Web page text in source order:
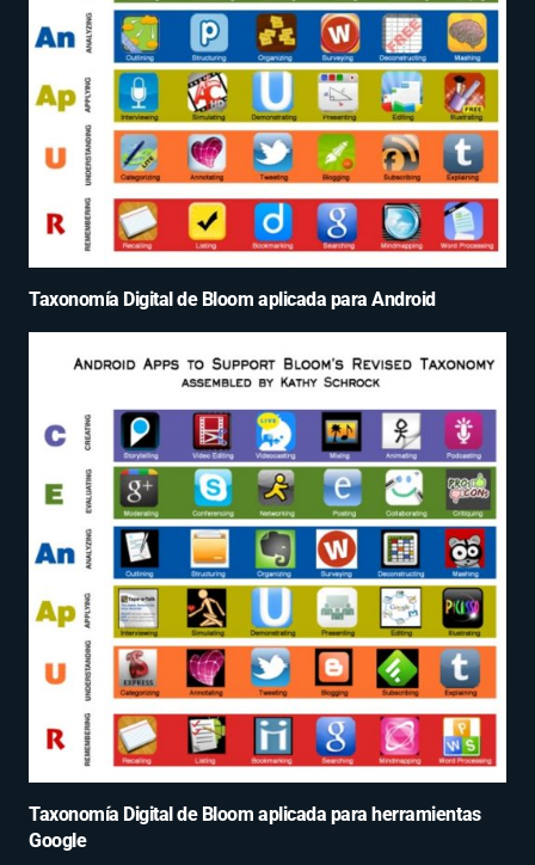
Taxonomía Digital de Bloom aplicada para Android
Taxonomía Digital de Bloom aplicada para herramientas
Google